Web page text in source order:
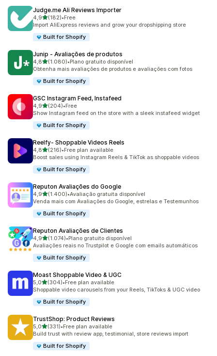
Judge.me Ali Reviews Importer
4,9de 5 estrelas
(182)
182 total de avaliações
•Free
Import AliExpress reviews and grow your dropshipping store
Built for Shopify
Junip ‑ Avaliações de produtos
4,8de 5 estrelas
(1.080)
1080 total de avaliações
•Plano gratuito disponível
Obtenha mais avaliações de produtos e avaliações com fotos
Built for Shopify
GSC Instagram Feed, Instafeed
4,9de 5 estrelas
(204)
204 total de avaliações
•Free
Show Instagram feed on the store with a sleek instafeed widget
Built for Shopify
Reelfy‑ Shoppable Videos Reels
4,8de 5 estrelas
(216)
216 total de avaliações
•Free plan available
Boost sales using Instagram Reels & TikTok as shoppable videos
Built for Shopify
Reputon Avaliações do Google
4,9de 5 estrelas
(1.400)
1400 total de avaliações
•Avaliação gratuita disponível
Venda mais com Avaliações do Google, estrelas e Testemunhos
Built for Shopify
Reputon Avaliações de Clientes
4,9de 5 estrelas
(1.074)
1074 total de avaliações
•Plano gratuito disponível
Avaliações reais no Trustpilot e Google com emails automáticos
Built for Shopify
Moast Shoppable Video & UGC
5,0de 5 estrelas
(304)
304 total de avaliações
•Free plan available
Shoppable video carousels from your Reels, TikToks & UGC video
Built for Shopify
TrustShop: Product Reviews
5,0de 5 estrelas
(331)
331 total de avaliações
•Free plan available
Build trust with review app, testimonial, store reviews import
Built for Shopify